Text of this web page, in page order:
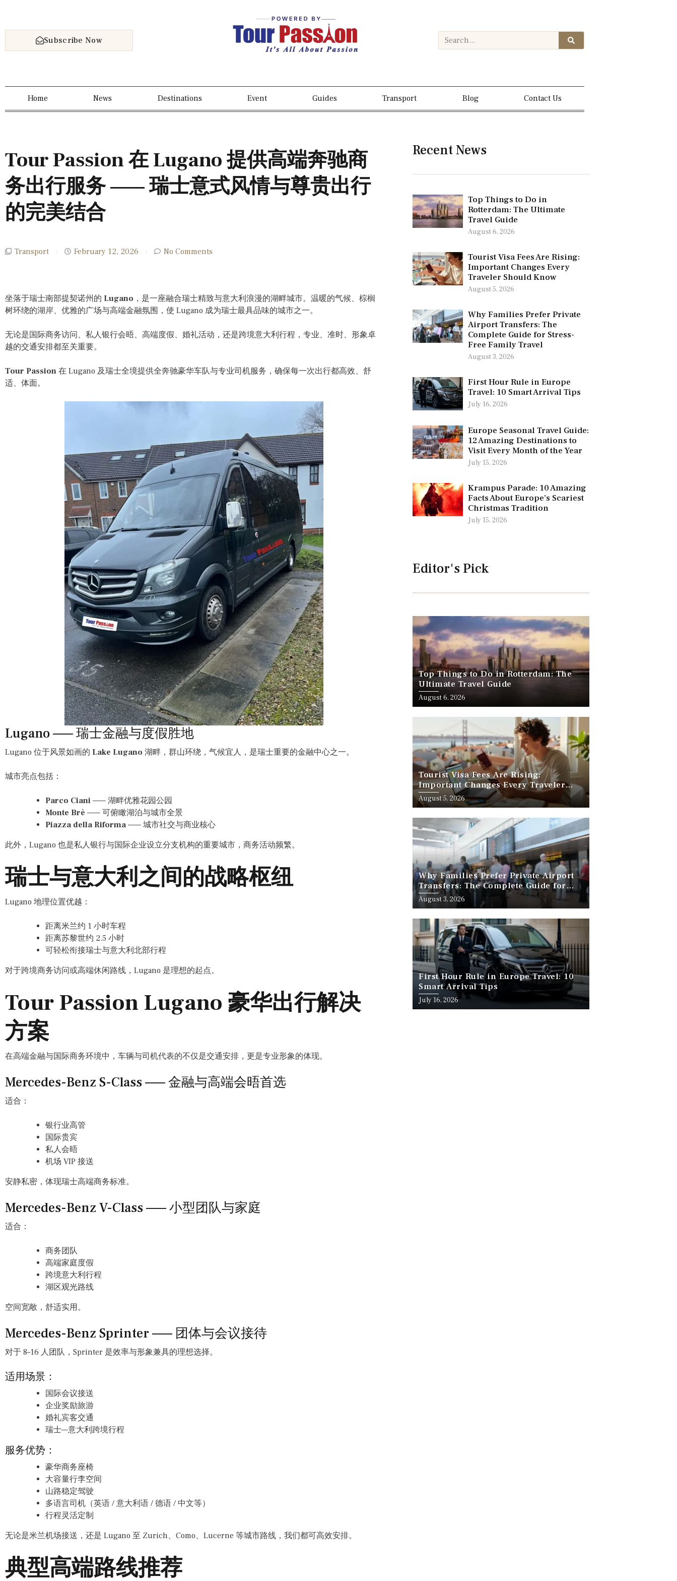
Subscribe Now
Home News Destinations Event Guides Transport Blog Contact Us
Tour Passion 在 Lugano 提供高端奔驰商
务出行服务 —— 瑞士意式风情与尊贵出行
的完美结合
Transport February 12, 2026 No Comments
坐落于瑞士南部提契诺州的 Lugano ，是一座融合瑞士精致与意大利浪漫的湖畔城市。温暖的气候、棕榈
树环绕的湖岸、优雅的广场与高端金融氛围，使 Lugano 成为瑞士最具品味的城市之一。
无论是国际商务访问、私人银行会晤、高端度假、婚礼活动，还是跨境意大利行程，专业、准时、形象卓
越的交通安排都至关重要。
Tour Passion 在 Lugano 及瑞士全境提供全奔驰豪华车队与专业司机服务，确保每一次出行都高效、舒
适、体面。
Lugano —— 瑞士金融与度假胜地
Lugano 位于风景如画的 Lake Lugano 湖畔，群山环绕，气候宜人，是瑞士重要的金融中心之一。
城市亮点包括：
Parco Ciani —— 湖畔优雅花园公园
Monte Brè —— 可俯瞰湖泊与城市全景
Piazza della Riforma—— 城市社交与商业核心
此外，Lugano 也是私人银行与国际企业设立分支机构的重要城市，商务活动频繁。
瑞士与意大利之间的战略枢纽
Lugano 地理位置优越：
距离米兰约 1 小时车程
距离苏黎世约 2.5 小时
可轻松衔接瑞士与意大利北部行程
对于跨境商务访问或高端休闲路线，Lugano 是理想的起点。
Tour Passion Lugano 豪华出行解决
方案
在高端金融与国际商务环境中，车辆与司机代表的不仅是交通安排，更是专业形象的体现。
Mercedes-Benz S-Class —— 金融与高端会晤首选
适合：
银行业高管
国际贵宾
私人会晤
机场 VIP 接送
安静私密，体现瑞士高端商务标准。
Mercedes-Benz V-Class —— 小型团队与家庭
适合：
商务团队
高端家庭度假
跨境意大利行程
湖区观光路线
空间宽敞，舒适实用。
Mercedes-Benz Sprinter —— 团体与会议接待
对于 8–16 人团队，Sprinter 是效率与形象兼具的理想选择。
适用场景：
国际会议接送
企业奖励旅游
婚礼宾客交通
瑞士—意大利跨境行程
服务优势：
豪华商务座椅
大容量行李空间
山路稳定驾驶
多语言司机（英语 / 意大利语 / 德语 / 中文等）
行程灵活定制
无论是米兰机场接送，还是 Lugano 至 Zurich、Como、Lucerne 等城市路线，我们都可高效安排。
典型高端路线推荐
Recent News
Top Things to Do in
Rotterdam: The Ultimate
Travel Guide
August 6, 2026
Tourist Visa Fees Are Rising:
Important Changes Every
Traveler Should Know
August 5, 2026
Why Families Prefer Private
Airport Transfers: The
Complete Guide for Stress-
Free Family Travel
August 3, 2026
First Hour Rule in Europe
Travel: 10 Smart Arrival Tips
July 16, 2026
Europe Seasonal Travel Guide:
12 Amazing Destinations to
Visit Every Month of the Year
July 15, 2026
Krampus Parade: 10 Amazing
Facts About Europe’s Scariest
Christmas Tradition
July 15, 2026
Editor's Pick
Top Things to Do in Rotterdam: The
Ultimate Travel Guide
August 6, 2026
Tourist Visa Fees Are Rising:
Important Changes Every Traveler
Should Know
August 5, 2026
Why Families Prefer Private Airport
Transfers: The Complete Guide for
Stress-Free Family Travel
August 3, 2026
First Hour Rule in Europe Travel: 10
Smart Arrival Tips
July 16, 2026